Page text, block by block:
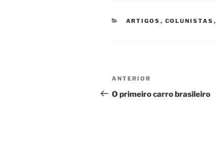
CATEGORIAS
ARTIGOS , COLUNISTAS ,
Navegação
de
Post
anterior
ANTERIOR
O primeiro carro brasileiro